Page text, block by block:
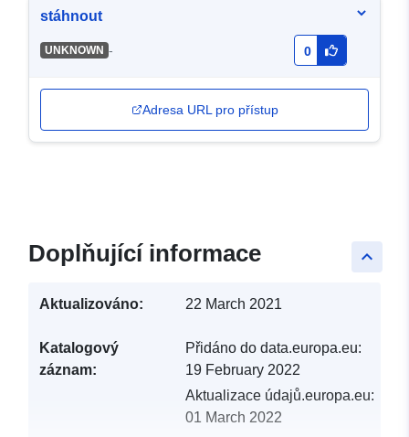
stáhnout
UNKNOWN - 0
Adresa URL pro přístup
keyboard_arrow_up
Doplňující informace
Aktualizováno: 22 March 2021
Katalogový
záznam:
Přidáno do data.europa.eu:
19 February 2022
Aktualizace údajů.europa.eu:
01 March 2022